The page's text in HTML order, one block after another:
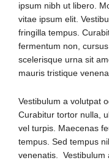
ipsum nibh ut libero.
vitae ipsum elit.
fringilla tempus.
fermentum non,
scelerisque urna sit
mauris tristique
Vestibulum a volutpat
Curabitur tortor nulla,
vel turpis. Maecenas
tempus. Sed tempus
venenatis. Vestibulum